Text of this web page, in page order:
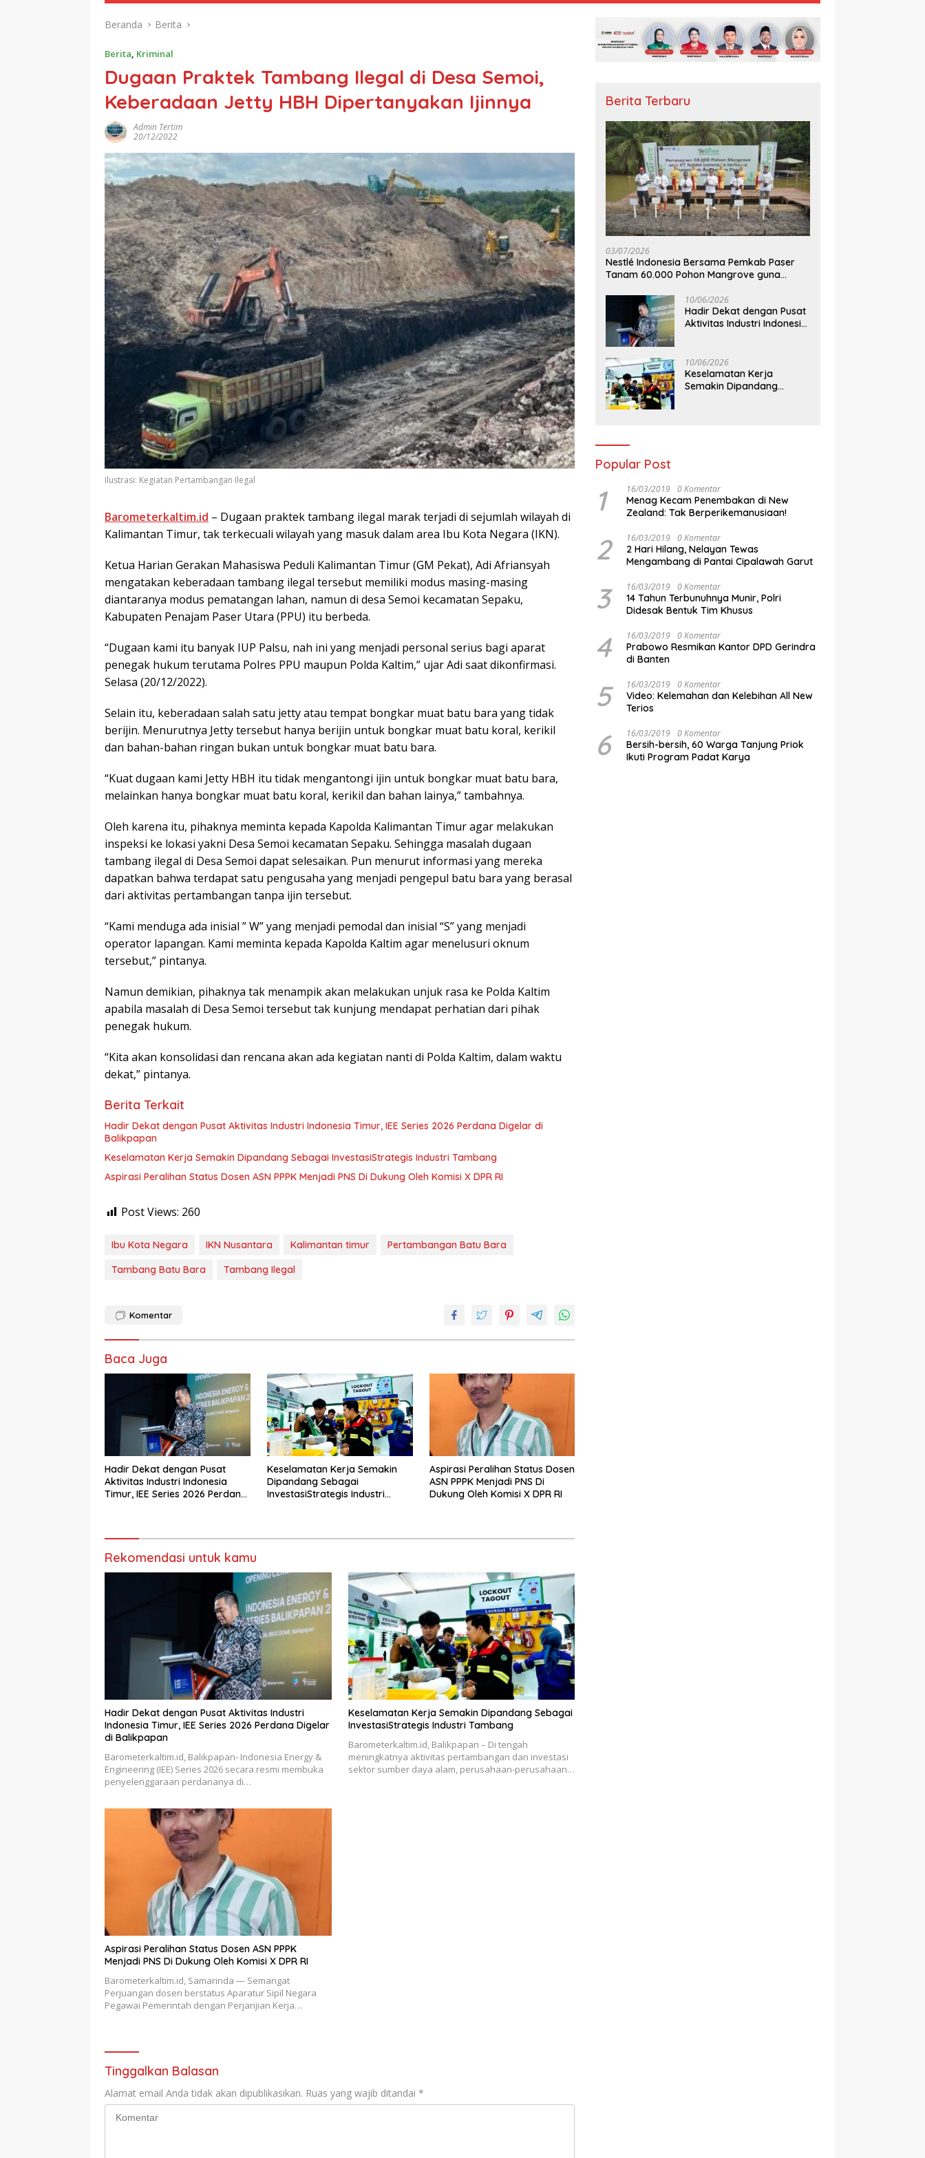
Beranda Berita
Berita, Kriminal
Dugaan Praktek Tambang Ilegal di Desa Semoi,
Keberadaan Jetty HBH Dipertanyakan Ijinnya
Admin Tertim
20/12/2022
Ilustrasi: Kegiatan Pertambangan Ilegal
Barometerkaltim.id – Dugaan praktek tambang ilegal marak terjadi di sejumlah wilayah di
Kalimantan Timur, tak terkecuali wilayah yang masuk dalam area Ibu Kota Negara (IKN).
Ketua Harian Gerakan Mahasiswa Peduli Kalimantan Timur (GM Pekat), Adi Afriansyah
mengatakan keberadaan tambang ilegal tersebut memiliki modus masing-masing
diantaranya modus pematangan lahan, namun di desa Semoi kecamatan Sepaku,
Kabupaten Penajam Paser Utara (PPU) itu berbeda.
“Dugaan kami itu banyak IUP Palsu, nah ini yang menjadi personal serius bagi aparat
penegak hukum terutama Polres PPU maupun Polda Kaltim,” ujar Adi saat dikonfirmasi.
Selasa (20/12/2022).
Selain itu, keberadaan salah satu jetty atau tempat bongkar muat batu bara yang tidak
berijin. Menurutnya Jetty tersebut hanya berijin untuk bongkar muat batu koral, kerikil
dan bahan-bahan ringan bukan untuk bongkar muat batu bara.
“Kuat dugaan kami Jetty HBH itu tidak mengantongi ijin untuk bongkar muat batu bara,
melainkan hanya bongkar muat batu koral, kerikil dan bahan lainya,” tambahnya.
Oleh karena itu, pihaknya meminta kepada Kapolda Kalimantan Timur agar melakukan
inspeksi ke lokasi yakni Desa Semoi kecamatan Sepaku. Sehingga masalah dugaan
tambang ilegal di Desa Semoi dapat selesaikan. Pun menurut informasi yang mereka
dapatkan bahwa terdapat satu pengusaha yang menjadi pengepul batu bara yang berasal
dari aktivitas pertambangan tanpa ijin tersebut.
“Kami menduga ada inisial ” W” yang menjadi pemodal dan inisial “S” yang menjadi
operator lapangan. Kami meminta kepada Kapolda Kaltim agar menelusuri oknum
tersebut,” pintanya.
Namun demikian, pihaknya tak menampik akan melakukan unjuk rasa ke Polda Kaltim
apabila masalah di Desa Semoi tersebut tak kunjung mendapat perhatian dari pihak
penegak hukum.
“Kita akan konsolidasi dan rencana akan ada kegiatan nanti di Polda Kaltim, dalam waktu
dekat,” pintanya.
Berita Terkait
Hadir Dekat dengan Pusat Aktivitas Industri Indonesia Timur, IEE Series 2026 Perdana Digelar di
Balikpapan
Keselamatan Kerja Semakin Dipandang Sebagai InvestasiStrategis Industri Tambang
Aspirasi Peralihan Status Dosen ASN PPPK Menjadi PNS Di Dukung Oleh Komisi X DPR RI
Post Views: 260
Ibu Kota Negara IKN Nusantara Kalimantan timur
Pertambangan Batu Bara
Tambang Batu Bara
Tambang Ilegal
Komentar
Baca Juga
Hadir Dekat dengan Pusat
Aktivitas Industri Indonesia
Timur, IEE Series 2026 Perdana
Keselamatan Kerja Semakin
Dipandang Sebagai
InvestasiStrategis Industri
Aspirasi Peralihan Status Dosen
ASN PPPK Menjadi PNS Di
Dukung Oleh Komisi X DPR RI
Rekomendasi untuk kamu
Hadir Dekat dengan Pusat Aktivitas Industri
Indonesia Timur, IEE Series 2026 Perdana Digelar
di Balikpapan
Barometerkaltim.id, Balikpapan- Indonesia Energy &
Engineering (IEE) Series 2026 secara resmi membuka
penyelenggaraan perdananya di…
Keselamatan Kerja Semakin Dipandang Sebagai
InvestasiStrategis Industri Tambang
Barometerkaltim.id, Balikpapan – Di tengah
meningkatnya aktivitas pertambangan dan investasi
sektor sumber daya alam, perusahaan-perusahaan…
Aspirasi Peralihan Status Dosen ASN PPPK
Menjadi PNS Di Dukung Oleh Komisi X DPR RI
Barometerkaltim.id, Samarinda — Semangat
Perjuangan dosen berstatus Aparatur Sipil Negara
Pegawai Pemerintah dengan Perjanjian Kerja…
Tinggalkan Balasan
Alamat email Anda tidak akan dipublikasikan. Ruas yang wajib ditandai *
Berita Terbaru
03/07/2026
Nestlé Indonesia Bersama Pemkab Paser
Tanam 60.000 Pohon Mangrove guna
10/06/2026
Hadir Dekat dengan Pusat
Aktivitas Industri Indonesia
Balikpapan
10/06/2026
Keselamatan Kerja
Semakin Dipandang
Popular Post
1 16/03/2019 0 Komentar
Menag Kecam Penembakan di New
Zealand: Tak Berperikemanusiaan!
2 16/03/2019 0 Komentar
2 Hari Hilang, Nelayan Tewas
Mengambang di Pantai Cipalawah Garut
3 16/03/2019 0 Komentar
14 Tahun Terbunuhnya Munir, Polri
Didesak Bentuk Tim Khusus
4 16/03/2019 0 Komentar
Prabowo Resmikan Kantor DPD Gerindra
di Banten
5 16/03/2019 0 Komentar
Video: Kelemahan dan Kelebihan All New
Terios
6 16/03/2019 0 Komentar
Bersih-bersih, 60 Warga Tanjung Priok
Ikuti Program Padat Karya